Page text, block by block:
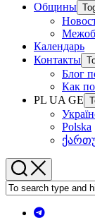
Общины
Календарь
Контакты
Блог
Как
PL UA GE
Polska